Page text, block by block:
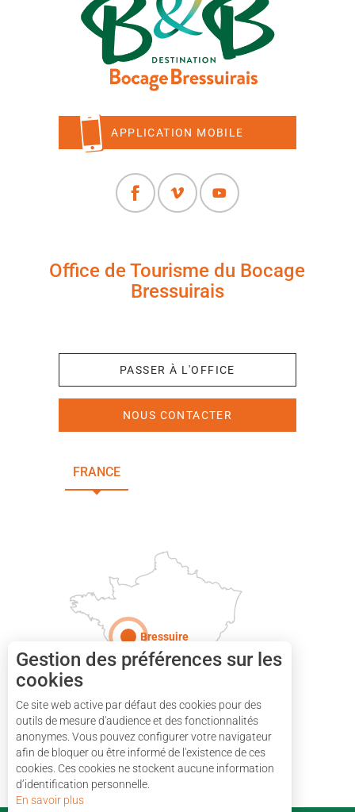
APPLICATION MOBILE
Office de Tourisme du Bocage
Bressuirais
PASSER À L'OFFICE
NOUS CONTACTER
FRANCE
Bressuire
Gestion des préférences sur les
cookies
Ce site web active par défaut des cookies pour des
outils de mesure d'audience et des fonctionnalités
anonymes. Vous pouvez configurer votre navigateur
afin de bloquer ou être informé de l'existence de ces
cookies. Ces cookies ne stockent aucune information
d’identification personnelle.
En savoir plus